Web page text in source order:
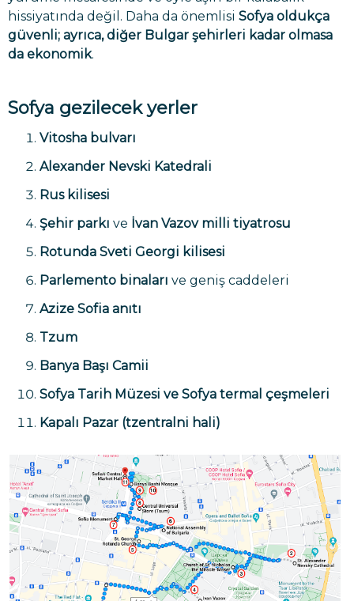
hissiyatında değil. Daha da önemlisi Sofya oldukça
güvenli; ayrıca, diğer Bulgar şehirleri kadar olmasa
da ekonomik.
Sofya gezilecek yerler
Vitosha bulvarı
Alexander Nevski Katedrali
Rus kilisesi
Şehir parkı ve İvan Vazov milli tiyatrosu
Rotunda Sveti Georgi kilisesi
Parlemento binaları ve geniş caddeleri
Azize Sofia anıtı
Tzum
Banya Başı Camii
Sofya Tarih Müzesi ve Sofya termal çeşmeleri
Kapalı Pazar (tzentralni hali)